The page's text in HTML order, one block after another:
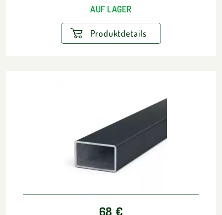
AUF LAGER
Produktdetails
68 €